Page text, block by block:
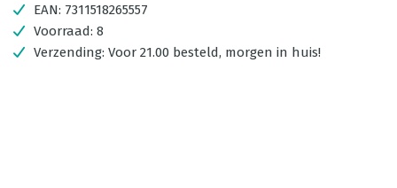
EAN: 7311518265557
Voorraad: 8
Verzending: Voor 21.00 besteld, morgen in huis!